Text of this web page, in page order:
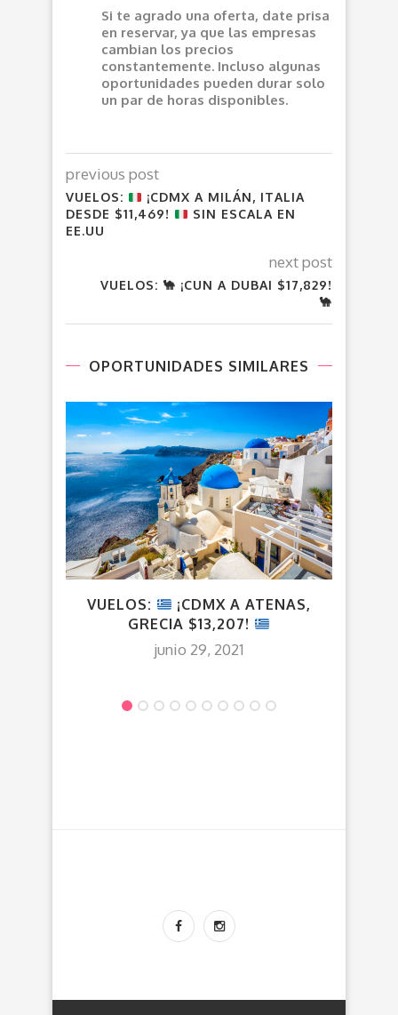
Si te agrado una oferta, date prisa
en reservar, ya que las empresas
cambian los precios
constantemente. Incluso algunas
oportunidades pueden durar solo
un par de horas disponibles.
previous post
VUELOS:
¡CDMX A MILÁN, ITALIA
DESDE $11,469!
SIN ESCALA EN
EE.UU
next post
VUELOS: 🐪 ¡CUN A DUBAI $17,829!
🐪
OPORTUNIDADES SIMILARES
VUELOS:
¡CDMX A ATENAS,
GRECIA $13,207!
junio 29, 2021